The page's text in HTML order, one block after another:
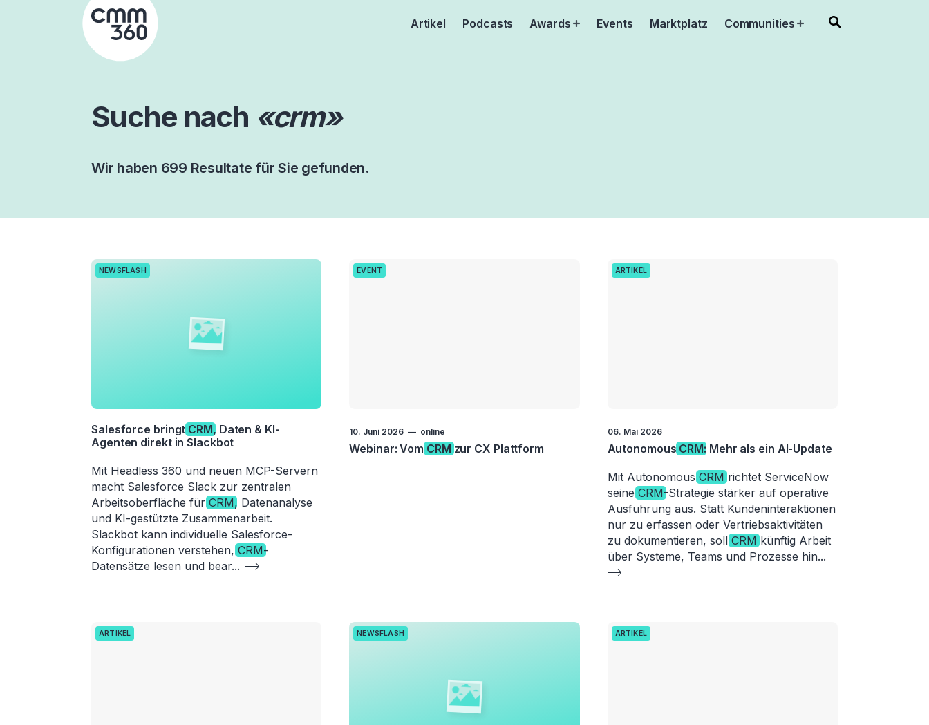
Artikel Podcasts Awards OpenEvents Marktplatz Communities Open
Suche nach «crm»
Wir haben 699 Resultate für Sie gefunden.
NEWSFLASH
Salesforce bringt CRM, Daten & KI-
Agenten direkt in Slackbot
Mit Headless 360 und neuen MCP-Servern
macht Salesforce Slack zur zentralen
Arbeitsoberfläche fürCRM, Datenanalyse
und KI-gestützte Zusammenarbeit.
Slackbot kann individuelle Salesforce-
Konfigurationen verstehen,CRM-
Datensätze lesen und bear...
EVENT
10. Juni 2026 online
Webinar: Vom CRM zur CX Plattform
ARTIKEL
06. Mai 2026
Autonomous CRM: Mehr als ein AI-Update
Mit AutonomousCRM richtet ServiceNow
seineCRM-Strategie stärker auf operative
Ausführung aus. Statt Kundeninteraktionen
nur zu erfassen oder Vertriebsaktivitäten
zu dokumentieren, sollCRM künftig Arbeit
über Systeme, Teams und Prozesse hin...
ARTIKEL NEWSFLASH ARTIKEL